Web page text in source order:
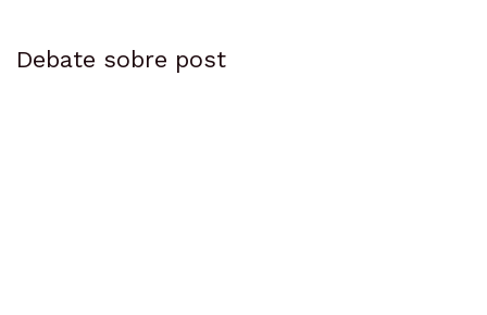
Debate sobre post